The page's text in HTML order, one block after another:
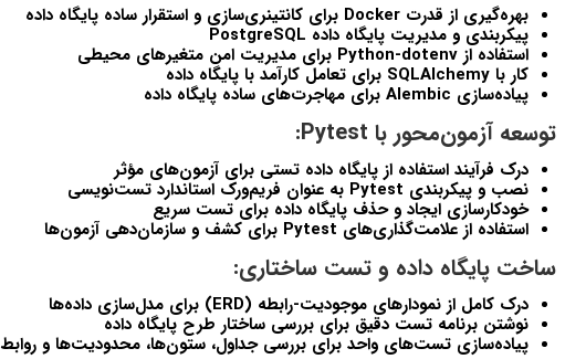
بهره‌گیری از قدرت Docker برای کانتینری‌سازی و استقرار ساده پایگاه داده
پیکربندی و مدیریت پایگاه داده PostgreSQL
استفاده از Python-dotenv برای مدیریت امن متغیرهای محیطی
کار با SQLAlchemy برای تعامل کارآمد با پایگاه داده
پیاده‌سازی Alembic برای مهاجرت‌های ساده پایگاه داده
توسعه آزمون‌محور با Pytest:
درک فرآیند استفاده از پایگاه داده تستی برای آزمون‌های مؤثر
نصب و پیکربندی Pytest به عنوان فریم‌ورک استاندارد تست‌نویسی
خودکارسازی ایجاد و حذف پایگاه داده برای تست سریع
استفاده از علامت‌گذاری‌های Pytest برای کشف و سازمان‌دهی آزمون‌ها
ساخت پایگاه داده و تست ساختاری:
درک کامل از نمودارهای موجودیت-رابطه (ERD) برای مدل‌سازی داده‌ها
نوشتن برنامه تست دقیق برای بررسی ساختار طرح پایگاه داده
پیاده‌سازی تست‌های واحد برای بررسی جداول، ستون‌ها، محدودیت‌ها و روابط